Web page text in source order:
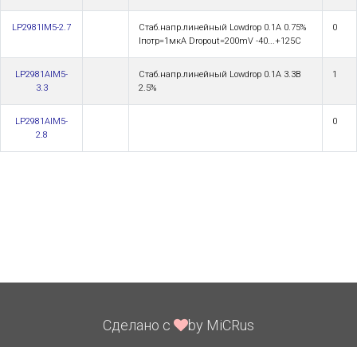
LP2981IM5-2.7
Стаб.напр.линейный Lowdrop 0.1A 0.75%
Iпотр=1мкA Dropout=200mV -40...+125C
0
LP2981AIM5-
3.3
Стаб.напр.линейный Lowdrop 0.1A 3.3В
2.5%
1
LP2981AIM5-
2.8
0
Сделано с by MiCRus